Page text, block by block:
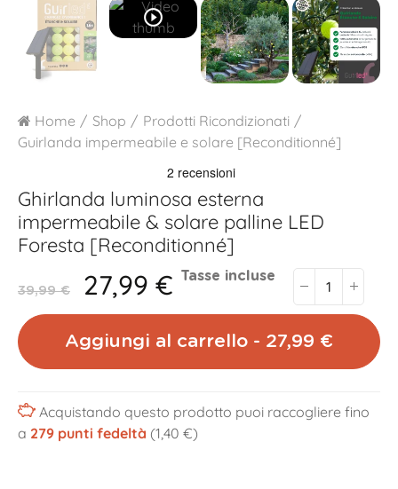
play_circle_outline
Home Shop
Prodotti Ricondizionati
Guirlanda impermeabile e solare [Reconditionné]
Ghirlanda luminosa esterna
impermeabile & solare palline LED
Foresta [Reconditionné]
39,99 € 27,99 € Tasse incluse
Aggiungi al carrello - 27,99 €
Acquistando questo prodotto puoi raccogliere fino
a 279 punti fedeltà (1,40 €)